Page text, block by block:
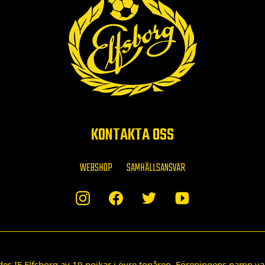
KONTAKTA OSS
WEBSHOP SAMHÄLLSANSVAR